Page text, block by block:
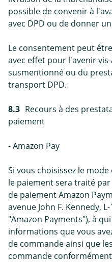
possible de convenir à
avec DPD ou de donner
Le consentement peut
avec effet pour l'avenir
susmentionné ou du
transport DPD.
8.3 Recours à des
paiement
- Amazon Pay
Si vous choisissez le
le paiement sera traité
de paiement Amazon
avenue John F. Kennedy,
"Amazon Payments"), à
informations que vous
de commande ainsi que
commande